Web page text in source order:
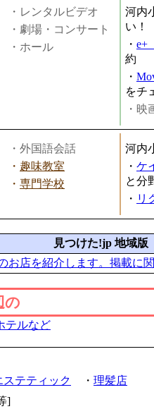
・レンタルビデオ
・劇場・コンサート
・ホール
河内
い！
・ e+
約
・
をチ
・映
・外国語会話
・ 趣味教室
・ 専門学校
河内
・ ケ
と分
・ リ
見つけた!jp 地域版
お店を紹介します。掲載に
の
テルなど
ステティック ・ 理髪店
]